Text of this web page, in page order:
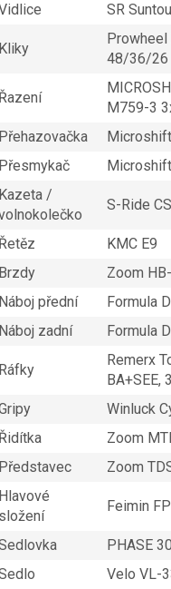
SR
Kliky
Prowheel
48/36/26
Řazení
M759-3
Přehazovačka
Přesmykač
Kazeta /
S-Ride
Řetěz
KMC E9
Brzdy
Zoom
Náboj přední
Formula
Náboj zadní
Formula
Ráfky
Remerx
BA+SEE,
Winluck
Řidítka
Zoom
Představec
Zoom
Hlavové
složení
Feimin
PHASE
Velo VL-